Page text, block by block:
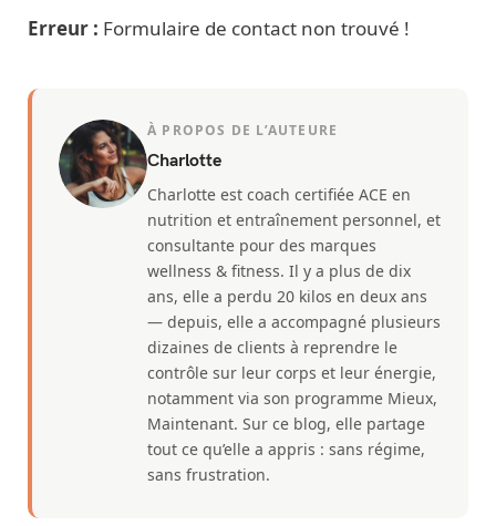
Erreur : Formulaire de contact non trouvé !
À PROPOS DE L’AUTEURE
Charlotte
Charlotte est coach certifiée ACE en
nutrition et entraînement personnel, et
consultante pour des marques
wellness & fitness. Il y a plus de dix
ans, elle a perdu 20 kilos en deux ans
— depuis, elle a accompagné plusieurs
dizaines de clients à reprendre le
contrôle sur leur corps et leur énergie,
notamment via son programme Mieux,
Maintenant. Sur ce blog, elle partage
tout ce qu’elle a appris : sans régime,
sans frustration.